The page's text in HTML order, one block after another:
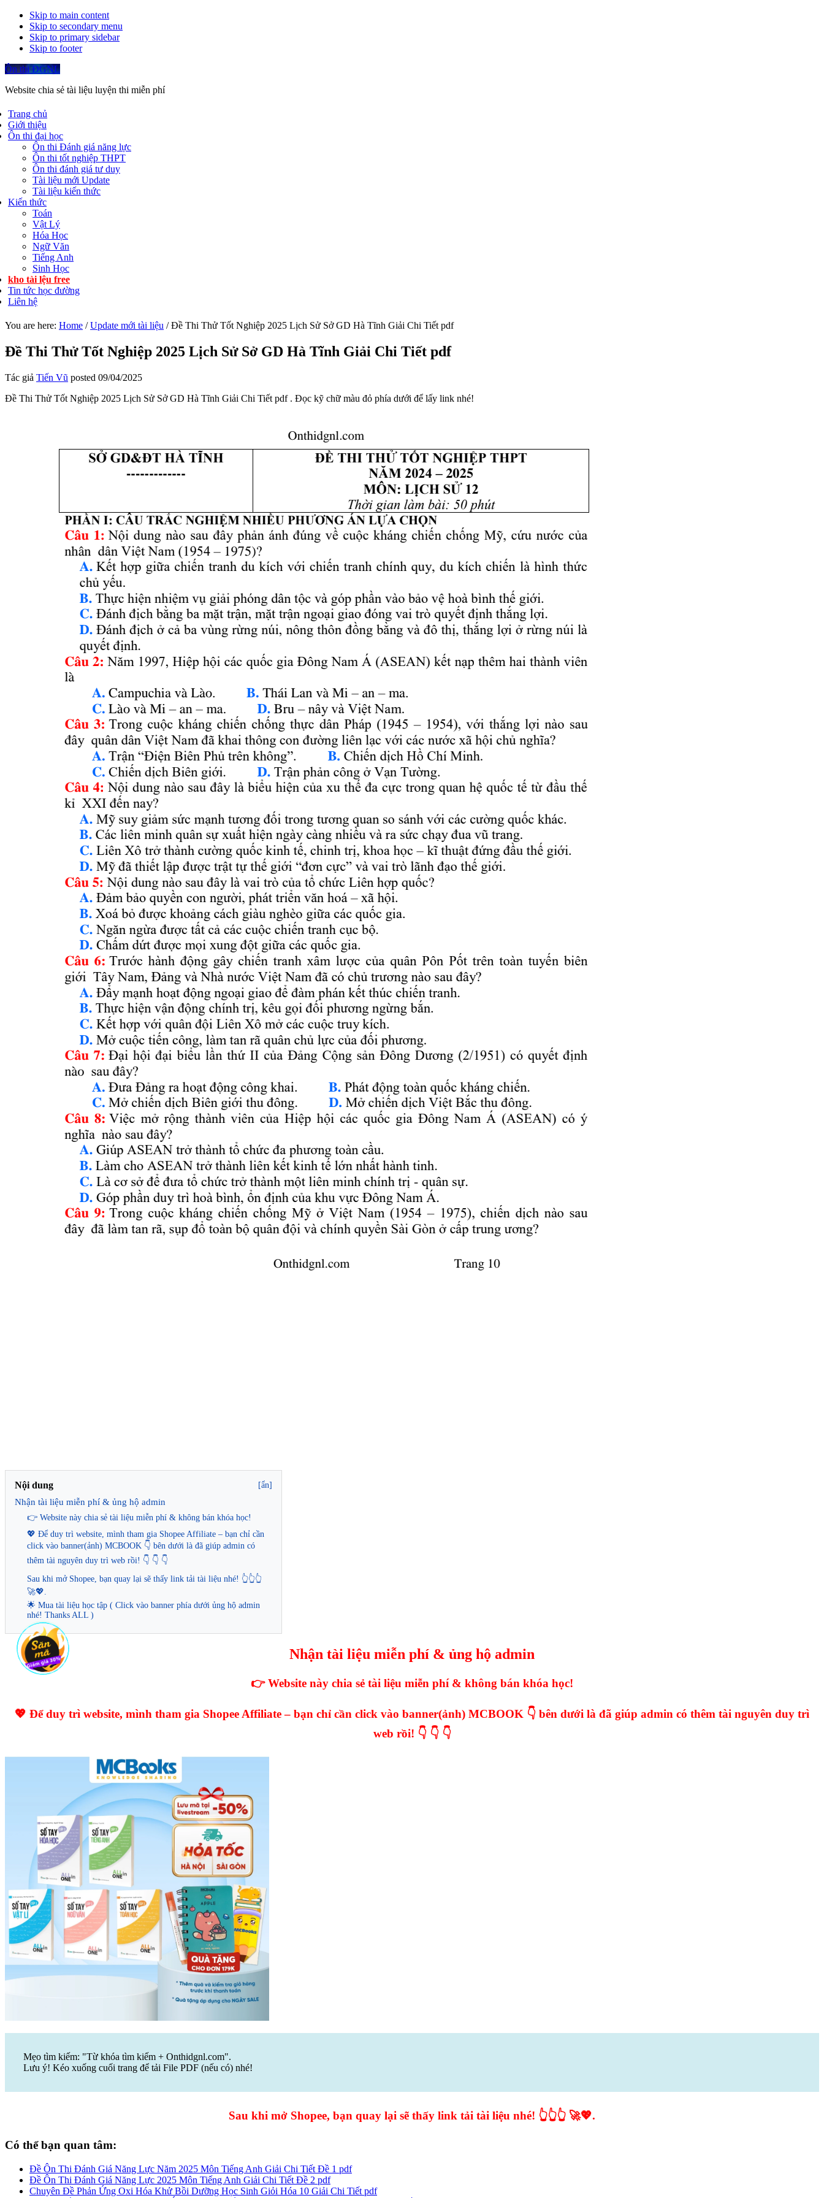
Skip to main content
Skip to secondary menu
Skip to primary sidebar
Skip to footer
Ôn thi ĐGNL
Website chia sẻ tài liệu luyện thi miễn phí
Trang chủ
Giới thiệu
Ôn thi đại học
Ôn thi Đánh giá năng lực
Ôn thi tốt nghiệp THPT
Ôn thi đánh giá tư duy
Tài liệu mới Update
Tài liệu kiến thức
Kiến thức
Toán
Vật Lý
Hóa Học
Ngữ Văn
Tiếng Anh
Sinh Học
kho tài lệu free
Tin tức học đường
Liên hệ
You are here: Home / Update mới tài liệu /Đề Thi Thử Tốt Nghiệp 2025 Lịch Sử Sở GD Hà Tĩnh Giải Chi Tiết pdf
Đề Thi Thử Tốt Nghiệp 2025 Lịch Sử Sở GD Hà Tĩnh Giải Chi Tiết pdf
Tác giả Tiến Vũ posted 09/04/2025
Đề Thi Thử Tốt Nghiệp 2025 Lịch Sử Sở GD Hà Tĩnh Giải Chi Tiết pdf . Đọc kỹ chữ màu đỏ phía dưới để lấy link nhé!
Nội dung [ẩn]
Nhận tài liệu miễn phí & ủng hộ admin
👉 Website này chia sẻ tài liệu miễn phí & không bán khóa học!
💖 Để duy trì website, mình tham gia Shopee Affiliate – bạn chỉ cần
click vào banner(ảnh) MCBOOK 👇 bên dưới là đã giúp admin có
thêm tài nguyên duy trì web rồi! 👇 👇 👇
Sau khi mở Shopee, bạn quay lại sẽ thấy link tải tài liệu nhé! 👆👆👆
🚀💖.
🌟 Mua tài liệu học tập ( Click vào banner phía dưới ủng hộ admin
nhé! Thanks ALL )
Nhận tài liệu miễn phí & ủng hộ admin
👉 Website này chia sẻ tài liệu miễn phí & không bán khóa học!
💖 Để duy trì website, mình tham gia Shopee Affiliate – bạn chỉ cần click vào banner(ảnh) MCBOOK 👇 bên dưới là đã giúp admin có thêm tài nguyên duy trì
web rồi! 👇 👇 👇
Mẹo tìm kiếm: "Từ khóa tìm kiếm + Onthidgnl.com".
Lưu ý! Kéo xuống cuối trang để tải File PDF (nếu có) nhé!
Sau khi mở Shopee, bạn quay lại sẽ thấy link tải tài liệu nhé! 👆👆👆 🚀💖.
Có thể bạn quan tâm:
Đề Ôn Thi Đánh Giá Năng Lực Năm 2025 Môn Tiếng Anh Giải Chi Tiết Đề 1 pdf
Đề Ôn Thi Đánh Giá Năng Lực 2025 Môn Tiếng Anh Giải Chi Tiết Đề 2 pdf
Chuyên Đề Phản Ứng Oxi Hóa Khử Bồi Dưỡng Học Sinh Giỏi Hóa 10 Giải Chi Tiết pdf